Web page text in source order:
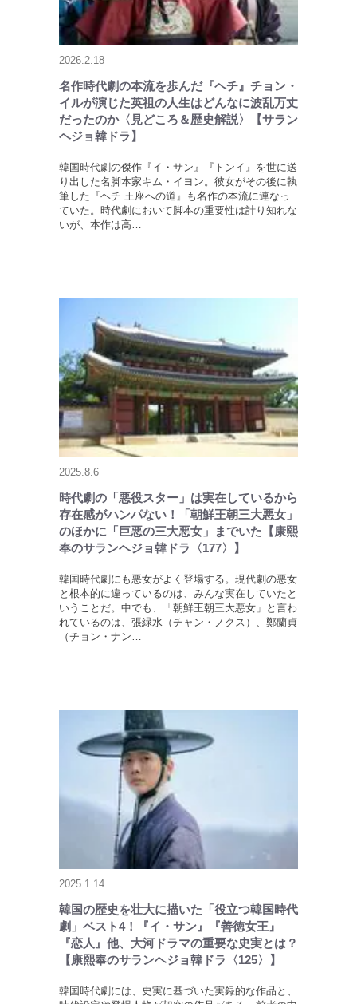
2026.2.18
名作時代劇の本流を歩んだ『ヘチ』チョン・
イルが演じた英祖の人生はどんなに波乱万丈
だったのか〈見どころ＆歴史解説〉【サラン
ヘジョ韓ドラ】
韓国時代劇の傑作『イ・サン』『トンイ』を世に送
り出した名脚本家キム・イヨン。彼女がその後に執
筆した『ヘチ 王座への道』も名作の本流に連なっ
ていた。時代劇において脚本の重要性は計り知れな
いが、本作は高…
2025.8.6
時代劇の「悪役スター」は実在しているから
存在感がハンパない！「朝鮮王朝三大悪女」
のほかに「巨悪の三大悪女」までいた【康熙
奉のサランヘジョ韓ドラ〈177〉】
韓国時代劇にも悪女がよく登場する。現代劇の悪女
と根本的に違っているのは、みんな実在していたと
いうことだ。中でも、「朝鮮王朝三大悪女」と言わ
れているのは、張緑水（チャン・ノクス）、鄭蘭貞
（チョン・ナン…
2025.1.14
韓国の歴史を壮大に描いた「役立つ韓国時代
劇」ベスト4！『イ・サン』『善徳女王』
『恋人』他、大河ドラマの重要な史実とは？
【康熙奉のサランヘジョ韓ドラ〈125〉】
韓国時代劇には、史実に基づいた実録的な作品と、